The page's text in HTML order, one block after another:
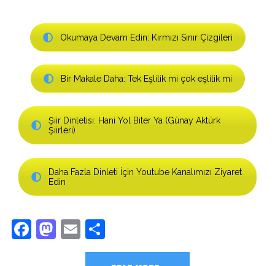
Okumaya Devam Edin: Kırmızı Sınır Çizgileri
Bir Makale Daha: Tek Eşlilik mi çok eşlilik mi
Şiir Dinletisi: Hani Yol Biter Ya (Günay Aktürk
Şiirleri)
Daha Fazla Dinleti İçin Youtube Kanalımızı Ziyaret
Edin
Facebook
Mastodon
Email